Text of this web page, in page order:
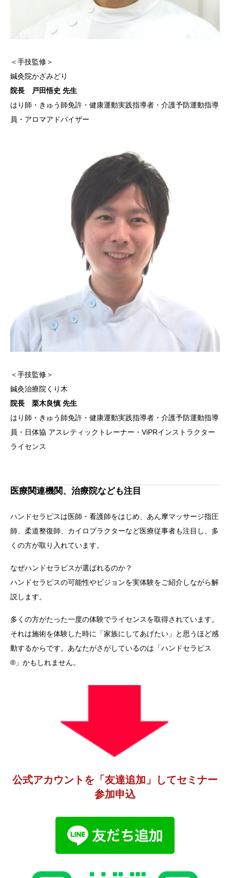
＜手技監修＞
鍼灸院かざみどり
院長 戸田悟史 先生
はり師・きゅう師免許・健康運動実践指導者・介護予防運動指導
員・アロマアドバイザー
＜手技監修＞
鍼灸治療院くり木
院長 栗木良慎 先生
はり師・きゅう師免許・健康運動実践指導者・介護予防運動指導
員・日体協 アスレティックトレーナー・ViPRインストラクター
ライセンス
医療関連機関、治療院なども注目
ハンドセラピスは医師・看護師をはじめ、あん摩マッサージ指圧
師、柔道整復師、カイロプラクターなど医療従事者も注目し、多
くの方が取り入れています。
なぜハンドセラピスが選ばれるのか？
ハンドセラピスの可能性やビジョンを実体験をご紹介しながら解
説します。
多くの方がたった一度の体験でライセンスを取得されています。
それは施術を体験した時に「家族にしてあげたい」と思うほど感
動するからです。あなたがさがしているのは「ハンドセラピス
®」かもしれません。
公式アカウントを「友達追加」してセミナー
参加申込